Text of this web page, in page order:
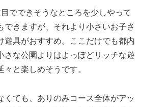
でできそうなところを少しやって
できますが、それより小さいお子さ
遊具がおすすめ。ここだけでも都内
さな公園よりはよっぽどリッチな遊
と楽しめそうです。
くても、ありのみコース全体がアッ